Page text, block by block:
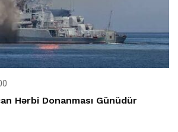
Hərbi Donanması Günüdür